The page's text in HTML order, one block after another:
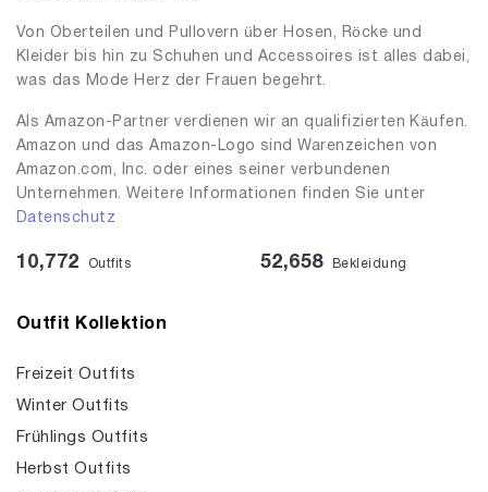
Von Oberteilen und Pullovern über Hosen, Röcke und
Kleider bis hin zu Schuhen und Accessoires ist alles dabei,
was das Mode Herz der Frauen begehrt.
Als Amazon-Partner verdienen wir an qualifizierten Käufen.
Amazon und das Amazon-Logo sind Warenzeichen von
Amazon.com, Inc. oder eines seiner verbundenen
Unternehmen. Weitere Informationen finden Sie unter
Datenschutz
10,772 Outfits 52,658 Bekleidung
Outfit Kollektion
Freizeit Outfits
Winter Outfits
Frühlings Outfits
Herbst Outfits